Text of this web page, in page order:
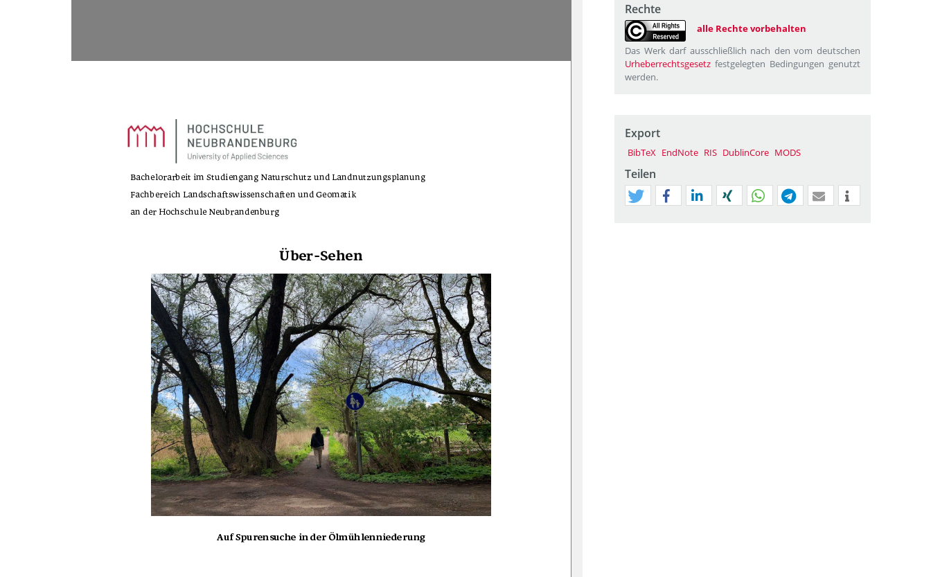
Bachelorarbeit im Studiengang Naturschutz und Landnutzungsplanung
Fachbereich Landschaftswissenschaften und Geomatik
an der Hochschule Neubrandenburg
Über-Sehen
Auf Spurensuche in der Ölmühlenniederung
Rechte
alle Rechte vorbehalten
Das Werk darf ausschließlich nach den vom deutschen
Urheberrechtsgesetz festgelegten Bedingungen genutzt
werden.
Export
BibTeX EndNote RIS DublinCore MODS
Teilen